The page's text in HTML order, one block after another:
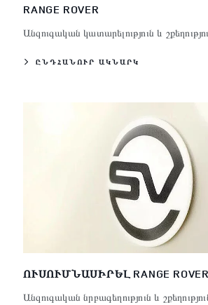
RANGE ROVER
Անզուգական կատարելություն և
ԸՆԴՀԱՆՈՒՐ ԱԿՆԱՐԿ
ՈՒՍՈՒՄՆԱՍԻՐԵԼ RANGE
Անզուգական նրբագեղություն և